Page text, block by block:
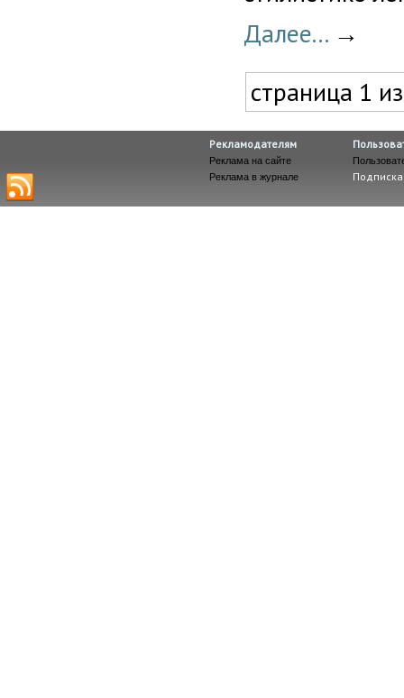
Далее... →
страница 1
Рекламодателям
Реклама на сайте
Реклама в журнале